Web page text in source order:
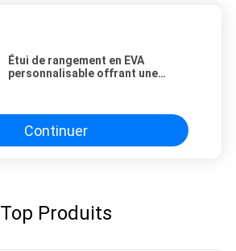
Étui de rangement en EVA
personnalisable offrant une
électroniques et les équipements
sensibles
Continuer
Top Produits